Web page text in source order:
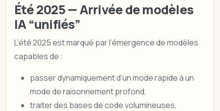
Été 2025 — Arrivée de modèles
IA “unifiés”
L’été 2025 est marqué par l’émergence de modèles
capables de :
passer dynamiquement d’un mode rapide à un
mode de raisonnement profond,
traiter des bases de code volumineuses,